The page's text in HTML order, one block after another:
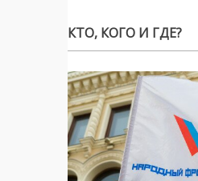
КТО, КОГО И ГДЕ?